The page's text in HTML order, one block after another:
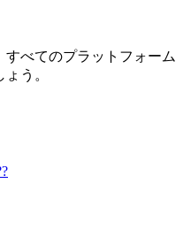
べてのプラットフォーム
う。